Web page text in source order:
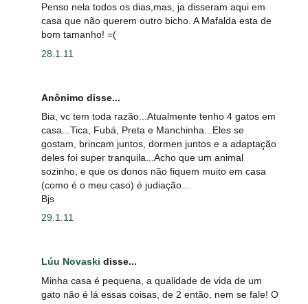
Penso nela todos os dias,mas, ja disseram aqui em
casa que não querem outro bicho. A Mafalda esta de
bom tamanho! =(
28.1.11
Anônimo disse...
Bia, vc tem toda razão...Atualmente tenho 4 gatos em
casa...Tica, Fubá, Preta e Manchinha...Eles se
gostam, brincam juntos, dormen juntos e a adaptação
deles foi super tranquila...Acho que um animal
sozinho, e que os donos não fiquem muito em casa
(como é o meu caso) é judiação...
Bjs
29.1.11
Lúu Novaski disse...
Minha casa é pequena, a qualidade de vida de um
gato não é lá essas coisas, de 2 então, nem se fale! O